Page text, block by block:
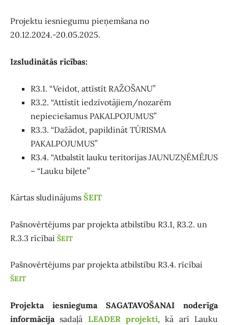
Projektu iesniegumu pieņemšana no
20.12.2024.-20.05.2025.
Izsludinātās rīcības:
R3.1. “Veidot, attīstīt RAŽOŠANU”
R3.2. “Attīstīt iedzīvotājiem/nozarēm
nepieciešamus PAKALPOJUMUS”
R3.3. “Dažādot, papildināt TŪRISMA
PAKALPOJUMUS”
R3.4. “Atbalstīt lauku teritorijas JAUNUZŅĒMĒJUS
– “Lauku biļete”
Kārtas sludinājums ŠEIT
Pašnovērtējums par projekta atbilstību R3.1, R3.2. un
R.3.3 rīcībai ŠEIT
Pašnovērtējums par projekta atbilstību R3.4. rīcībai
ŠEIT
Projekta iesnieguma SAGATAVOŠANAI noderīga
informācijasadaļā LEADER projekti, kā arī Lauku